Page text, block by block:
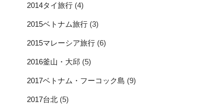
2014タイ旅行 (4)
2015ベトナム旅行 (3)
2015マレーシア旅行 (6)
2016釜山・大邱 (5)
2017ベトナム・フーコック島 (9)
2017台北 (5)